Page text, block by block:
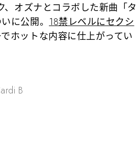
、オズナとコラボした新曲「タ
に公開。 18禁レベルにセクシ
ホットな内容に仕上がってい
B